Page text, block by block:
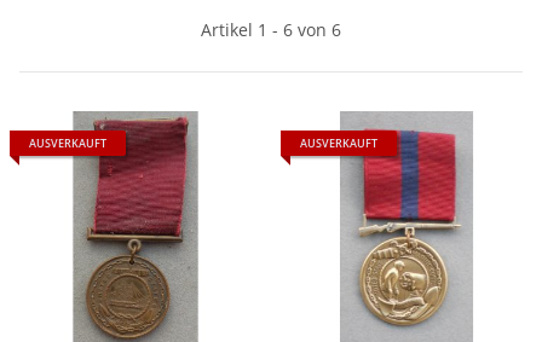
Artikel 1 - 6 von 6
AUSVERKAUFT AUSVERKAUFT